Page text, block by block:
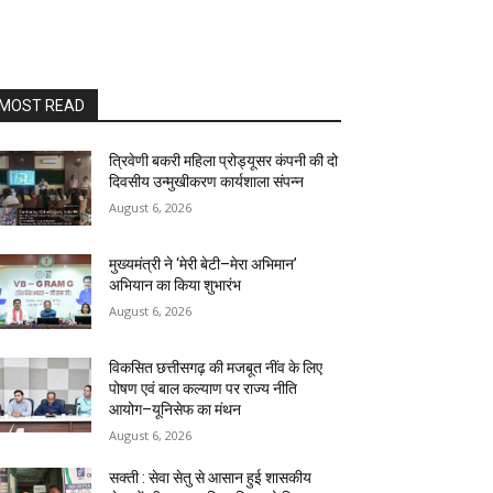
READ
त्रिवेणी बकरी महिला प्रोड्यूसर कंपनी की दो
दिवसीय उन्मुखीकरण कार्यशाला संपन्न
August 6, 2026
मुख्यमंत्री ने ‘मेरी बेटी–मेरा अभिमान’
अभियान का किया शुभारंभ
August 6, 2026
विकसित छत्तीसगढ़ की मजबूत नींव के लिए
पोषण एवं बाल कल्याण पर राज्य नीति
आयोग–यूनिसेफ का मंथन
August 6, 2026
सक्ती : सेवा सेतु से आसान हुई शासकीय